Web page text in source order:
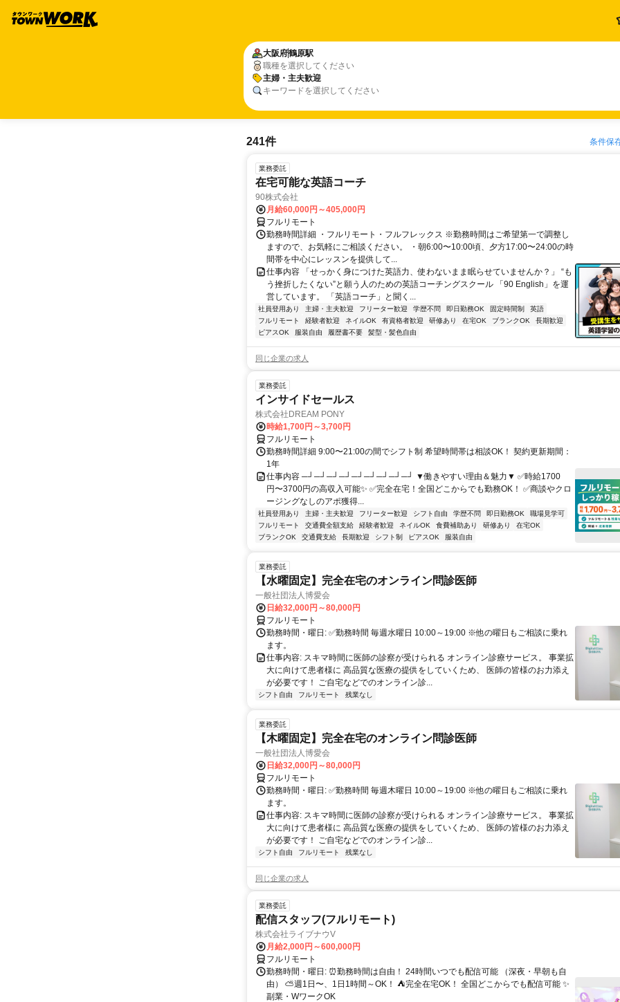
大阪府鶴原駅
職種を選択してください
主婦・主夫歓迎
キーワードを選択してください
241件 条件保
業務委託
在宅可能な英語コーチ
90株式会社
月給60,000円～405,000円
フルリモート
勤務時間詳細 ・フルリモート・フルフレックス ※勤務時間はご希望第一で調整し
ますので、お気軽にご相談ください。 ・朝6:00〜10:00頃、夕方17:00〜24:00の時
間帯を中心にレッスンを提供して...
仕事内容 「せっかく身につけた英語力、使わないまま眠らせていませんか？」 “も
う挫折したくない”と願う人のための英語コーチングスクール 「90 English」を運
営しています。 「英語コーチ」と聞く...
社員登用あり 主婦・主夫歓迎 フリーター歓迎 学歴不問 即日勤務OK 固定時間制
英語
フルリモート
経験者歓迎 ネイルOK 有資格者歓迎 研修あり 在宅OK ブランクOK
長期歓迎
ピアスOK
服装自由 履歴書不要 髪型・髪色自由
同じ企業の求人
業務委託
インサイドセールス
株式会社DREAM PONY
時給1,700円～3,700円
フルリモート
勤務時間詳細 9:00〜21:00の間でシフト制 希望時間帯は相談OK！ 契約更新期間：
1年
仕事内容 ─┘─┘─┘─┘─┘─┘─┘─┘─┘ ▼働きやすい理由＆魅力▼ ✅時給1700
円〜3700円の高収入可能✨ ✅完全在宅！全国どこからでも勤務OK！ ✅商談やクロ
ージングなしのアポ獲得...
社員登用あり 主婦・主夫歓迎 フリーター歓迎 シフト自由 学歴不問 即日勤務OK
職場見学可
フルリモート
交通費全額支給 経験者歓迎 ネイルOK 食費補助あり 研修あり
在宅OK
ブランクOK
交通費支給 長期歓迎 シフト制 ピアスOK 服装自由
業務委託
【水曜固定】完全在宅のオンライン問診医師
一般社団法人博愛会
日給32,000円～80,000円
フルリモート
勤務時間・曜日: ✅勤務時間 毎週水曜日 10:00～19:00 ※他の曜日もご相談に乗れ
ます。
仕事内容: スキマ時間に医師の診察が受けられる オンライン診療サービス。 事業拡
大に向けて患者様に 高品質な医療の提供をしていくため、 医師の皆様のお力添え
が必要です！ ご自宅などでのオンライン診...
シフト自由 フルリモート 残業なし
業務委託
【木曜固定】完全在宅のオンライン問診医師
一般社団法人博愛会
日給32,000円～80,000円
フルリモート
勤務時間・曜日: ✅勤務時間 毎週木曜日 10:00～19:00 ※他の曜日もご相談に乗れ
ます。
仕事内容: スキマ時間に医師の診察が受けられる オンライン診療サービス。 事業拡
大に向けて患者様に 高品質な医療の提供をしていくため、 医師の皆様のお力添え
が必要です！ ご自宅などでのオンライン診...
シフト自由 フルリモート 残業なし
同じ企業の求人
業務委託
配信スタッフ(フルリモート)
株式会社ライブナウV
月給2,000円～600,000円
フルリモート
勤務時間・曜日: ⏰勤務時間は自由！ 24時間いつでも配信可能 （深夜・早朝も自
由） ⛅週1日〜、1日1時間～OK！ ⛺完全在宅OK！ 全国どこからでも配信可能 ✨
副業・WワークOK